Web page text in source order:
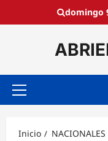
domingo
Menú
Inicio
NACIONALES